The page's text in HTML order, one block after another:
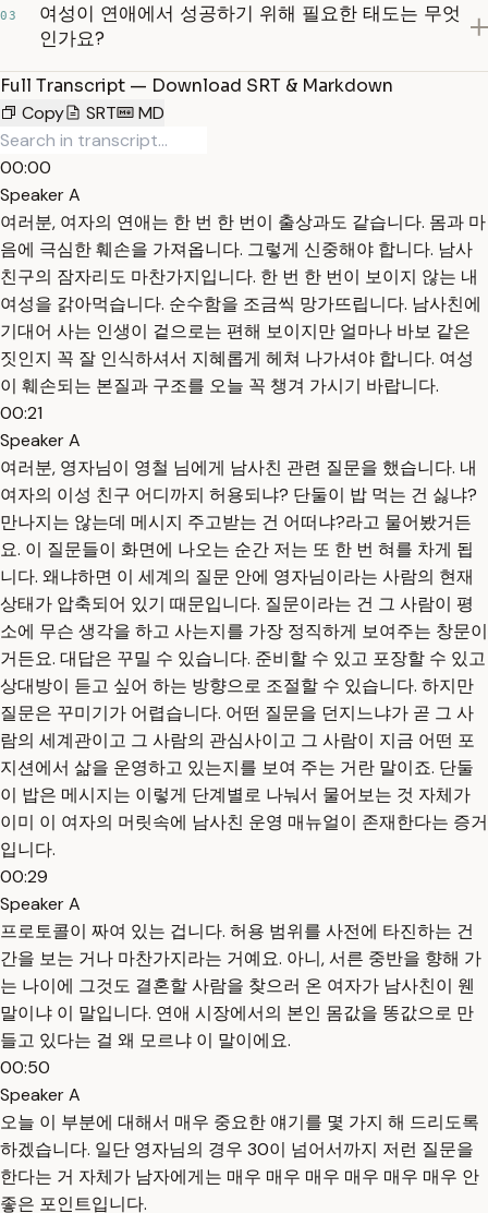
03
여성이 연애에서 성공하기 위해 필요한 태도는 무엇
인가요?
Full Transcript — Download SRT & Markdown
Copy
SRT MD
00:00
Speaker A
여러분, 여자의 연애는 한 번 한 번이 출상과도 같습니다. 몸과 마
음에 극심한 훼손을 가져옵니다. 그렇게 신중해야 합니다. 남사
친구의 잠자리도 마찬가지입니다. 한 번 한 번이 보이지 않는 내
여성을 갉아먹습니다. 순수함을 조금씩 망가뜨립니다. 남사친에
기대어 사는 인생이 겉으로는 편해 보이지만 얼마나 바보 같은
짓인지 꼭 잘 인식하셔서 지혜롭게 헤쳐 나가셔야 합니다. 여성
이 훼손되는 본질과 구조를 오늘 꼭 챙겨 가시기 바랍니다.
00:21
Speaker A
여러분, 영자님이 영철 님에게 남사친 관련 질문을 했습니다. 내
여자의 이성 친구 어디까지 허용되냐? 단둘이 밥 먹는 건 싫냐?
만나지는 않는데 메시지 주고받는 건 어떠냐?라고 물어봤거든
요. 이 질문들이 화면에 나오는 순간 저는 또 한 번 혀를 차게 됩
니다. 왜냐하면 이 세계의 질문 안에 영자님이라는 사람의 현재
상태가 압축되어 있기 때문입니다. 질문이라는 건 그 사람이 평
소에 무슨 생각을 하고 사는지를 가장 정직하게 보여주는 창문이
거든요. 대답은 꾸밀 수 있습니다. 준비할 수 있고 포장할 수 있고
상대방이 듣고 싶어 하는 방향으로 조절할 수 있습니다. 하지만
질문은 꾸미기가 어렵습니다. 어떤 질문을 던지느냐가 곧 그 사
람의 세계관이고 그 사람의 관심사이고 그 사람이 지금 어떤 포
지션에서 삶을 운영하고 있는지를 보여 주는 거란 말이죠. 단둘
이 밥은 메시지는 이렇게 단계별로 나눠서 물어보는 것 자체가
이미 이 여자의 머릿속에 남사친 운영 매뉴얼이 존재한다는 증거
입니다.
00:29
Speaker A
프로토콜이 짜여 있는 겁니다. 허용 범위를 사전에 타진하는 건
간을 보는 거나 마찬가지라는 거예요. 아니, 서른 중반을 향해 가
는 나이에 그것도 결혼할 사람을 찾으러 온 여자가 남사친이 웬
말이냐 이 말입니다. 연애 시장에서의 본인 몸값을 똥값으로 만
들고 있다는 걸 왜 모르냐 이 말이에요.
00:50
Speaker A
오늘 이 부분에 대해서 매우 중요한 얘기를 몇 가지 해 드리도록
하겠습니다. 일단 영자님의 경우 30이 넘어서까지 저런 질문을
한다는 거 자체가 남자에게는 매우 매우 매우 매우 매우 매우 안
좋은 포인트입니다.